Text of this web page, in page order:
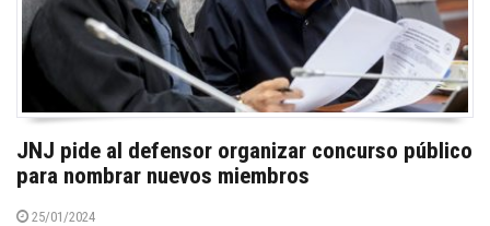
JNJ pide al defensor organizar concurso público
para nombrar nuevos miembros
25/01/2024